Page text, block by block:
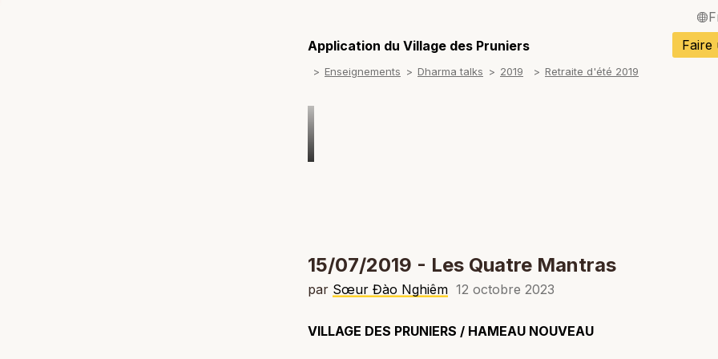
English /
Español /
Application du Village des Pruniers Faire
Enseignements Dharma talks 2019 Retraite d'été 2019
15/07/2019 - Les Quatre Mantras
par Sœur Đào Nghiêm 12 octobre 2023
VILLAGE DES PRUNIERS / HAMEAU NOUVEAU